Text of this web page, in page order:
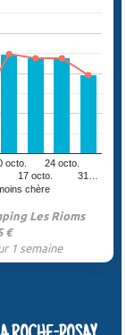
chère
octo.
17 octo.
24 octo.
31…
Les Rioms
€
1 semaine